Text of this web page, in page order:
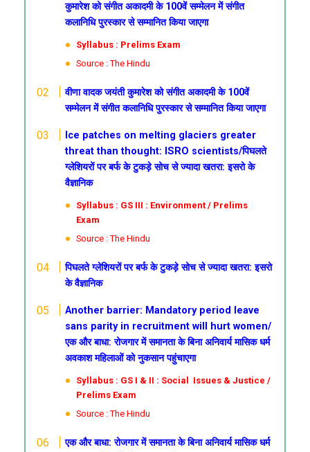
कुमारेश को संगीत अकादमी के 100वें सम्मेलन में संगीत
कलानिधि पुरस्कार से सम्मानित किया जाएगा
Syllabus : Prelims Exam
Source : The Hindu
वीणा वादक जयंती कुमारेश को संगीत अकादमी के 100वें
सम्मेलन में संगीत कलानिधि पुरस्कार से सम्मानित किया जाएगा
Ice patches on melting glaciers greater
threat than thought: ISRO scientists/पिघलते
ग्लेशियरों पर बर्फ के टुकड़े सोच से ज्यादा खतरा: इसरो के
वैज्ञानिक
Syllabus : GS III : Environment / Prelims
Exam
Source : The Hindu
पिघलते ग्लेशियरों पर बर्फ के टुकड़े सोच से ज्यादा खतरा: इसरो
के वैज्ञानिक
Another barrier: Mandatory period leave
sans parity in recruitment will hurt women/
एक और बाधा: रोजगार में समानता के बिना अनिवार्य मासिक धर्म
अवकाश महिलाओं को नुकसान पहुंचाएगा
Syllabus : GS I & II : Social Issues & Justice /
Prelims Exam
Source : The Hindu
एक और बाधा: रोजगार में समानता के बिना अनिवार्य मासिक धर्म